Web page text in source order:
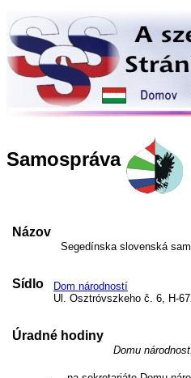
Samospráva
Názov
Segedínska slovenská
Sídlo
Dom národností
Ul. Osztróvszkeho č. 6, H-
Úradné hodiny
Domu